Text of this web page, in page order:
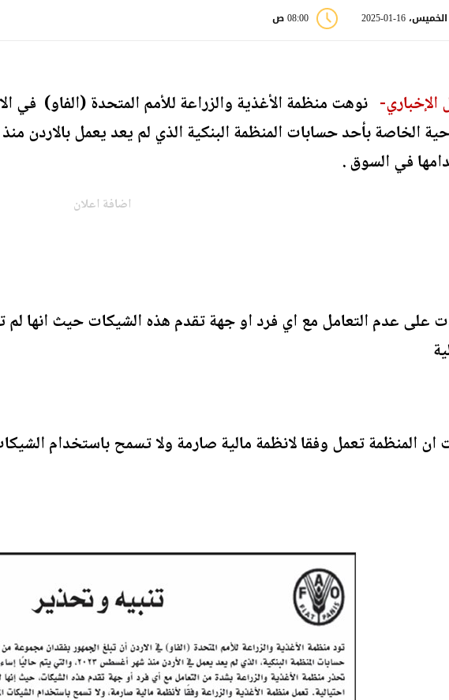
الخميس، 16-01-2025 08:00 ص
الإخباري- نوهت منظمة الأغذية والزراعة للأمم المتحدة (الفاو) في
في السوق .
اضافة اعلان
على عدم التعامل مع اي فرد او جهة تقدم هذه الشيكات حيث انها لم
ان المنظمة تعمل وفقا لانظمة مالية صارمة ولا تسمح باستخدام